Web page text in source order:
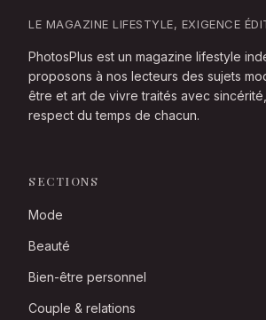
LE MAGAZINE LIFESTYLE, EXIGENCE
PhotosPlus est un magazine lifestyle
proposons à nos lecteurs des sujets
être et art de vivre traités avec
respect du temps de chacun.
SECTIONS
Mode
Beauté
Bien-être personnel
Couple & relations